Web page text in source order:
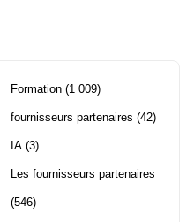
Formation (1 009)
fournisseurs partenaires (42)
IA (3)
Les fournisseurs partenaires
(546)